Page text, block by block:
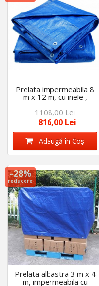
Prelata impermeabila 8
m x 12 m, cu inele ,
calitate premium,
albastra
1108,00 Lei
816,00 Lei
Adaugă în Coş
-28%
reducere
Prelata albastra 3 m x 4
m, impermeabila cu